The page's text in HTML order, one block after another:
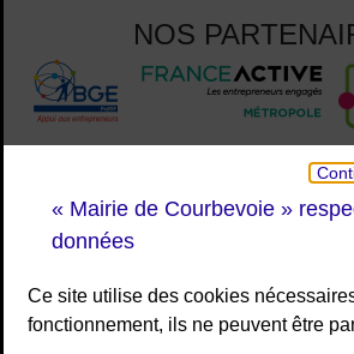
« Mairie de Courbevoie »
données
Ce site utilise des cookies
fonctionnement, ils ne peuvent être
NOS